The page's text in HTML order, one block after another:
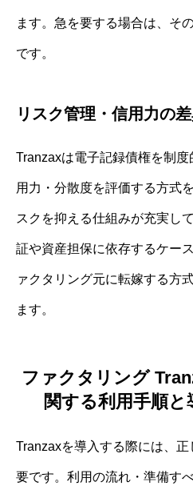
ます。急を要する場合は、そ
です。
リスク管理・信用力の
Tranzaxは電子記録債権を制
用力・分散度を評価する方式
スクを抑える仕組みが充実し
証や資産担保に依存するケー
ァクタリング元に転嫁する方
ます。
ファクタリング
関する利用手順と
Tranzaxを導入する際には、
要です。利用の流れ・準備す